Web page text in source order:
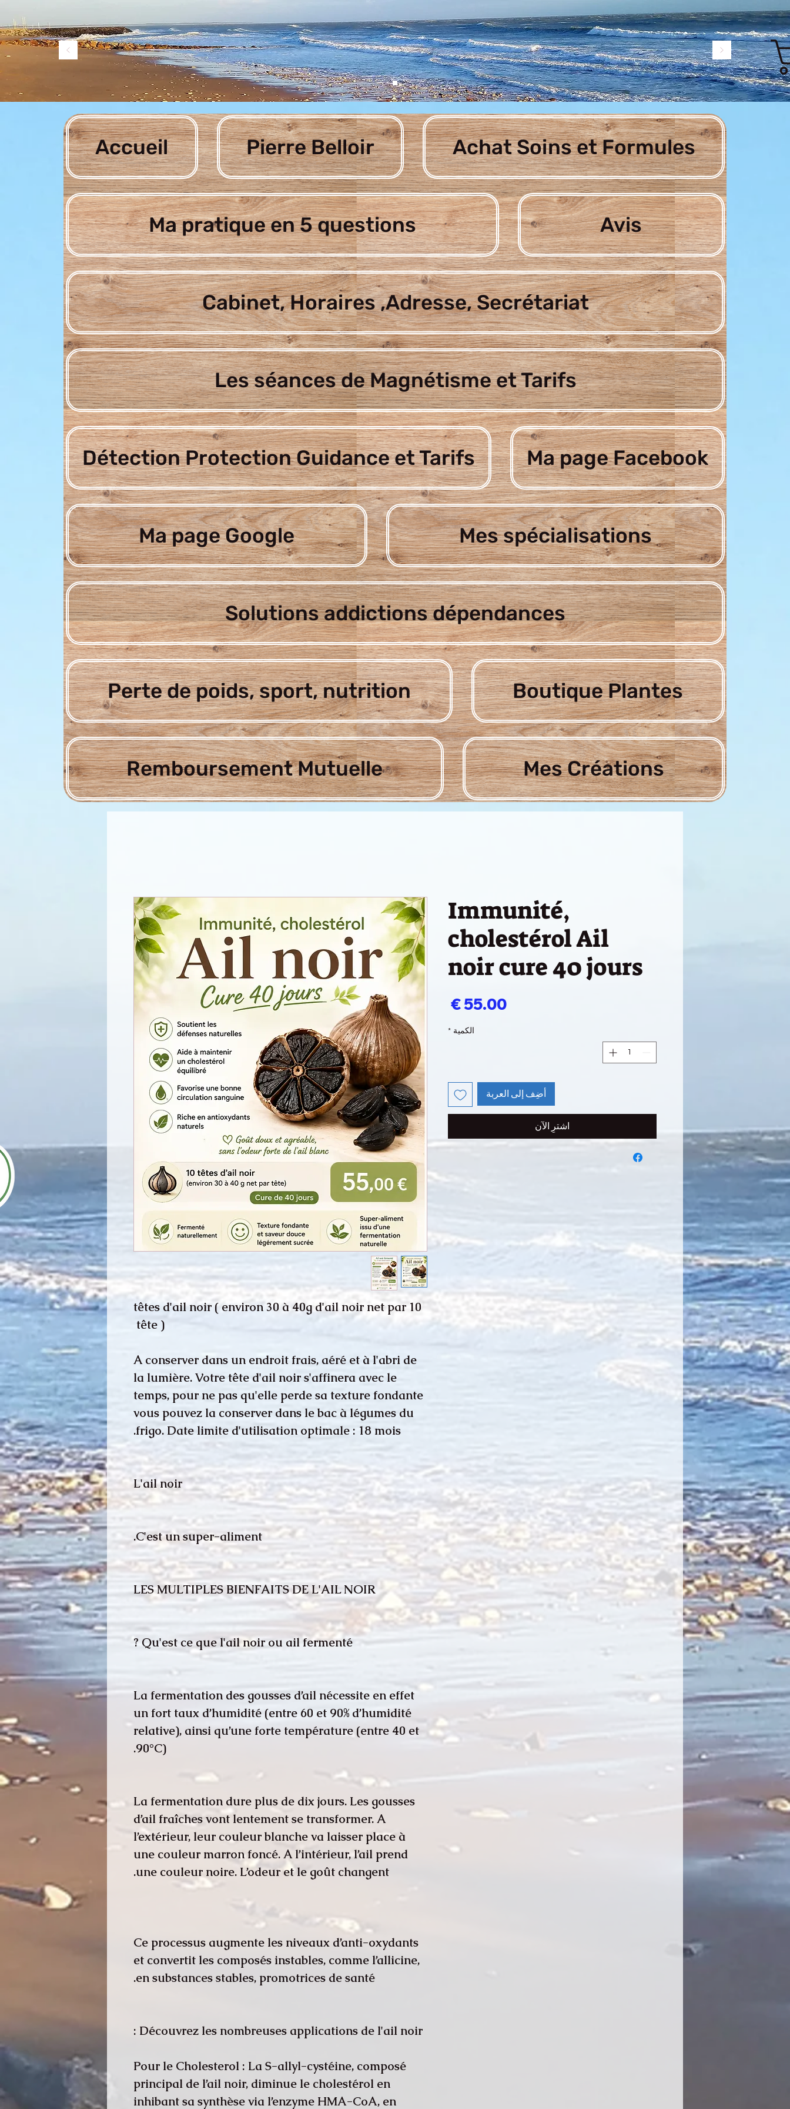
Accueil Pierre Belloir Achat Soins et Formules
Ma pratique en 5 questions Avis
Cabinet, Horaires ,Adresse, Secrétariat
Les séances de Magnétisme et Tarifs
Détection Protection Guidance et Tarifs Ma page Facebook
Ma page Google Mes spécialisations
Solutions addictions dépendances
Perte de poids, sport, nutrition Boutique Plantes
Remboursement Mutuelle Mes Créations
10 têtes d'ail noir ( environ 30 à 40g d'ail noir net par
tête )
A conserver dans un endroit frais, aéré et à l'abri de
la lumière. Votre tête d'ail noir s'affinera avec le
temps, pour ne pas qu'elle perde sa texture fondante
vous pouvez la conserver dans le bac à légumes du
frigo. Date limite d'utilisation optimale : 18 mois.
L'ail noir
C'est un super-aliment.
LES MULTIPLES BIENFAITS DE L'AIL NOIR
Qu'est ce que l'ail noir ou ail fermenté ?
La fermentation des gousses d’ail nécessite en effet
un fort taux d’humidité (entre 60 et 90% d’humidité
relative), ainsi qu’une forte température (entre 40 et
90°C).
La fermentation dure plus de dix jours. Les gousses
d’ail fraîches vont lentement se transformer. A
l’extérieur, leur couleur blanche va laisser place à
une couleur marron foncé. A l’intérieur, l’ail prend
une couleur noire. L’odeur et le goût changent.
Ce processus augmente les niveaux d’anti-oxydants
et convertit les composés instables, comme l’allicine,
en substances stables, promotrices de santé.
Découvrez les nombreuses applications de l'ail noir :
Pour le Cholesterol : La S-allyl-cystéine, composé
principal de l’ail noir, diminue le cholestérol en
inhibant sa synthèse via l’enzyme HMA-CoA, en
Immunité,
cholestérol Ail
noir cure 40 jours
السعر
الكمية *
أضِف إلى العربة
اشترِ الآن